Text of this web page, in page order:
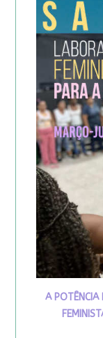
A POTÊNCIA